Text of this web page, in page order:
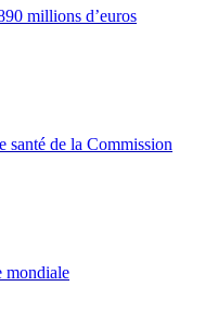
millions d’euros
santé de la Commission
mondiale